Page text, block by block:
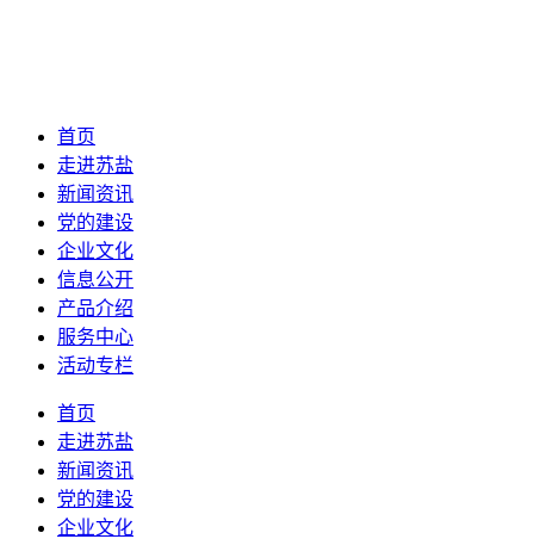
首页
走进苏盐
新闻资讯
党的建设
企业文化
信息公开
产品介绍
服务中心
活动专栏
首页
走进苏盐
新闻资讯
党的建设
企业文化